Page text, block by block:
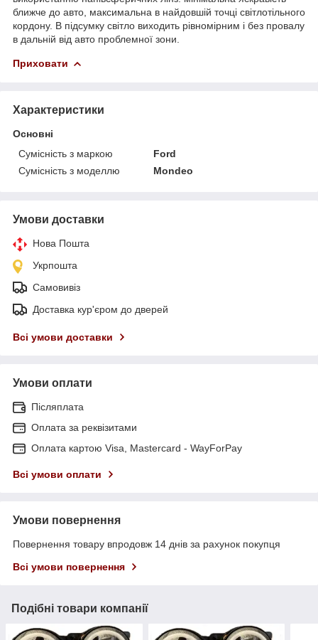
ближче до авто, максимальна в найдовшій точці світлотільного
кордону. В підсумку світло виходить рівномірним і без провалу
в дальній від авто проблемної зони.
Приховати
Характеристики
Основні
Сумісність з маркою
Ford
Сумісність з моделлю
Mondeo
Умови доставки
Нова Пошта
Укрпошта
Самовивіз
Доставка кур'єром до дверей
Всі умови доставки
Умови оплати
Післяплата
Оплата за реквізитами
Оплата картою Visa, Mastercard - WayForPay
Всі умови оплати
Умови повернення
Повернення товару впродовж 14 днів за рахунок покупця
Всі умови повернення
Подібні товари компанії